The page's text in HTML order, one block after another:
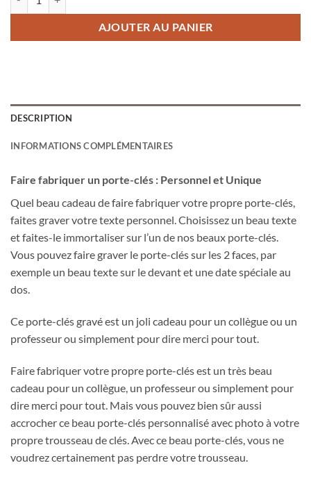
AJOUTER AU PANIER
DESCRIPTION
INFORMATIONS COMPLÉMENTAIRES
Faire fabriquer un porte-clés : Personnel et Unique
Quel beau cadeau de faire fabriquer votre propre porte-clés,
faites graver votre texte personnel. Choisissez un beau texte
et faites-le immortaliser sur l’un de nos beaux porte-clés.
Vous pouvez faire graver le porte-clés sur les 2 faces, par
exemple un beau texte sur le devant et une date spéciale au
dos.
Ce porte-clés gravé est un joli cadeau pour un collègue ou un
professeur ou simplement pour dire merci pour tout.
Faire fabriquer votre propre porte-clés est un très beau
cadeau pour un collègue, un professeur ou simplement pour
dire merci pour tout. Mais vous pouvez bien sûr aussi
accrocher ce beau porte-clés personnalisé avec photo à votre
propre trousseau de clés. Avec ce beau porte-clés, vous ne
voudrez certainement pas perdre votre trousseau.